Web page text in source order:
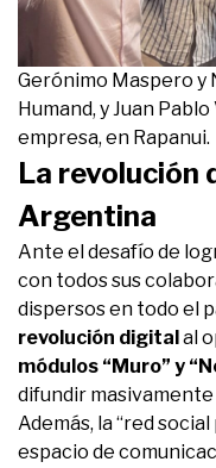
Gerónimo Maspero y
Humand, y Juan
empresa, en Rapanui.
La revolución
Argentina
Ante el desafío de
con todos sus
dispersos en todo el
revolución digital al
módulos “Muro” y
difundir masivamente
Además, la “red
espacio de